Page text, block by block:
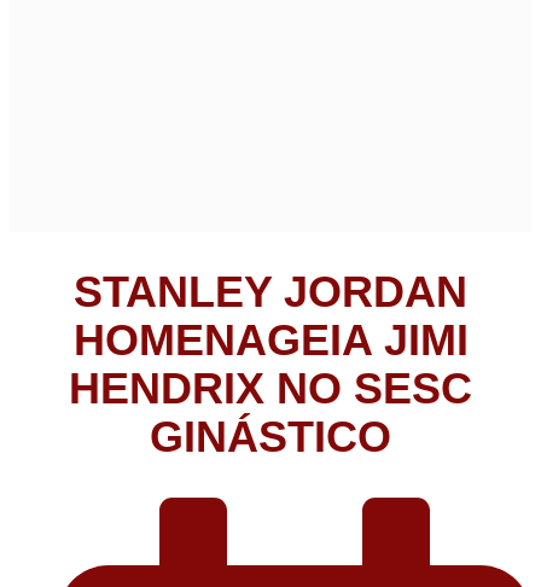
STANLEY JORDAN
HOMENAGEIA JIMI
HENDRIX NO SESC
GINÁSTICO